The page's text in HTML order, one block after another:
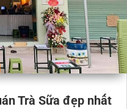
Trà Sữa đẹp nhất